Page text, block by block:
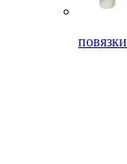
повязки